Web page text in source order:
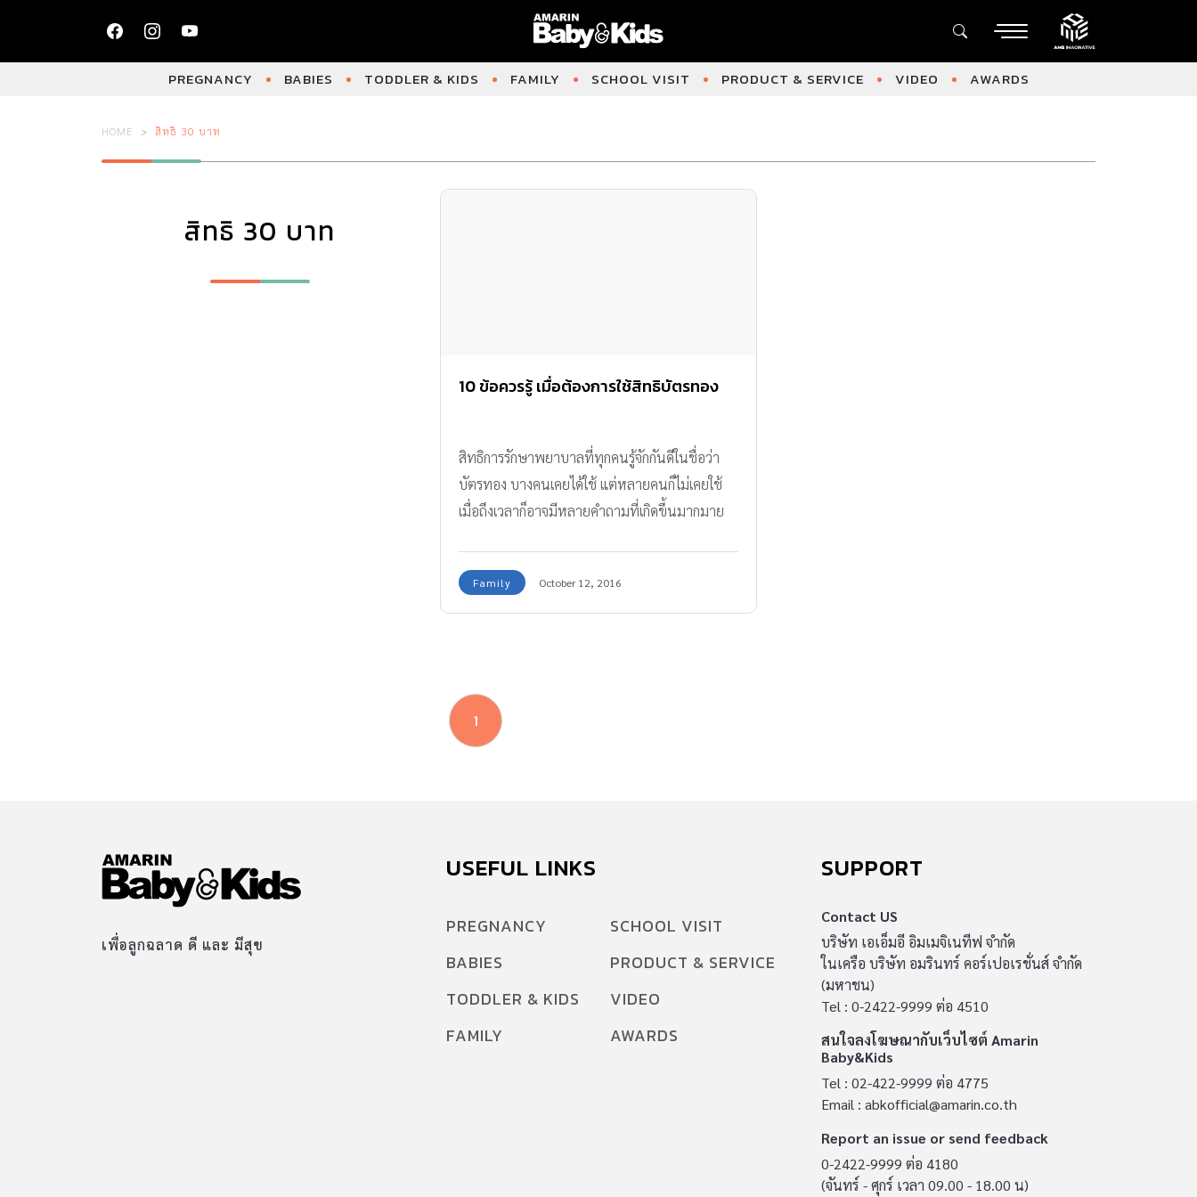
PREGNANCY BABIES TODDLER & KIDS FAMILY SCHOOL VISIT PRODUCT & SERVICE VIDEO AWARDS
HOME สิทธิ 30 บาท
สิทธิ 30 บาท
10 ข้อควรรู้ เมื่อต้องการใช้สิทธิบัตรทอง
สิทธิการรักษาพยาบาลที่ทุกคนรู้จักกันดีในชื่อว่า
บัตรทอง บางคนเคยได้ใช้ แต่หลายคนก็ไม่เคยใช้
เมื่อถึงเวลาก็อาจมีหลายคำถามที่เกิดขึ้นมากมาย
Family October 12, 2016
1
เพื่อลูกฉลาด ดี และ มีสุข
USEFUL LINKS
PREGNANCY
BABIES
TODDLER & KIDS
FAMILY
SCHOOL VISIT
PRODUCT & SERVICE
VIDEO
AWARDS
SUPPORT
Contact US
บริษัท เอเอ็มอี อิมเมจิเนทีฟ จำกัด
ในเครือ บริษัท อมรินทร์ คอร์เปอเรชั่นส์ จำกัด
(มหาชน)
Tel : 0-2422-9999 ต่อ 4510
สนใจลงโฆษณากับเว็บไซต์ Amarin
Baby&Kids
Tel : 02-422-9999 ต่อ 4775
Email : abkofficial@amarin.co.th
Report an issue or send feedback
0-2422-9999 ต่อ 4180
(จันทร์ - ศุกร์ เวลา 09.00 - 18.00 น)